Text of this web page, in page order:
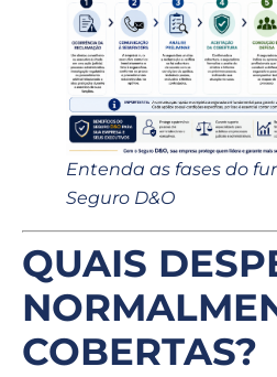
Entenda as fases do
Seguro D&O
QUAIS
COBERTAS?